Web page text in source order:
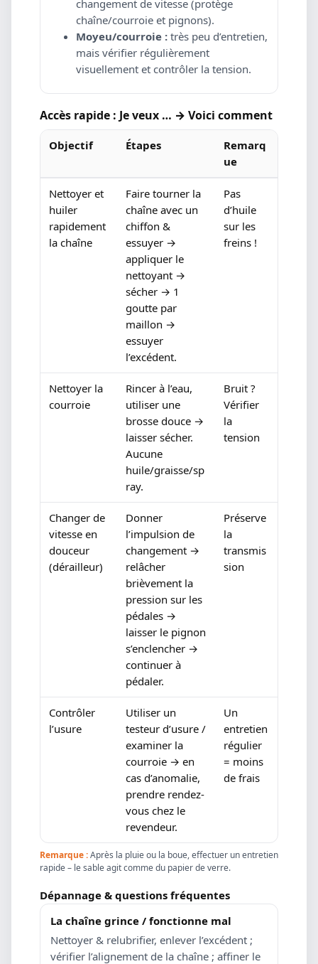
changement de vitesse (protège
chaîne/courroie et pignons).
Moyeu/courroie : très peu d’entretien,
mais vérifier régulièrement
visuellement et contrôler la tension.
Accès rapide : Je veux … → Voici comment
Objectif Étapes
Remarq
ue
Nettoyer et
huiler
rapidement
la chaîne
Faire tourner la
chaîne avec un
chiffon &
essuyer →
appliquer le
nettoyant →
sécher → 1
goutte par
maillon →
essuyer
l’excédent.
Pas
d’huile
sur les
freins !
Nettoyer la
courroie
Rincer à l’eau,
utiliser une
brosse douce →
laisser sécher.
Aucune
huile/graisse/sp
ray.
Bruit ?
Vérifier
la
tension
Changer de
vitesse en
douceur
(dérailleur)
Donner
l’impulsion de
changement →
relâcher
brièvement la
pression sur les
pédales →
laisser le pignon
s’enclencher →
continuer à
pédaler.
Préserve
la
transmis
sion
Contrôler
l’usure
Utiliser un
testeur d’usure /
examiner la
courroie → en
cas d’anomalie,
prendre rendez-
vous chez le
revendeur.
Un
entretien
régulier
= moins
de frais
Remarque :Après la pluie ou la boue, effectuer un entretien
rapide – le sable agit comme du papier de verre.
Dépannage & questions fréquentes
La chaîne grince / fonctionne mal
Nettoyer & relubrifier, enlever l’excédent ;
vérifier l’alignement de la chaîne ; affiner le